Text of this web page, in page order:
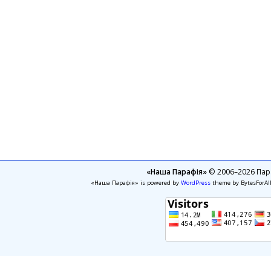
«Наша Парафія»© 2006–2026
«Наша Парафія» is powered by WordPresstheme by